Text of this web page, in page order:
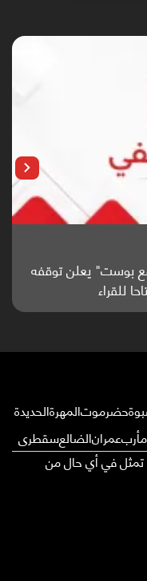
بوست" يعلن توقفه
للقراء
حضرموتالمهرةالحديدة
مأربعمرانالضالعسقطرى
تمثل في أي حال من